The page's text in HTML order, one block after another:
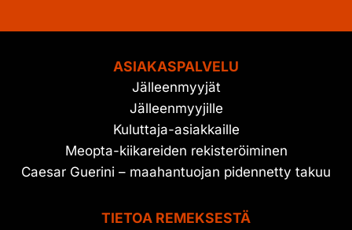
ASIAKASPALVELU
Jälleenmyyjät
Jälleenmyyjille
Kuluttaja-asiakkaille
Meopta-kiikareiden rekisteröiminen
Caesar Guerini – maahantuojan pidennetty takuu
TIETOA REMEKSESTÄ